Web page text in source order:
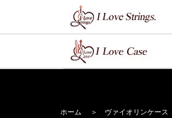
ホーム ＞ ヴァイオリンケース